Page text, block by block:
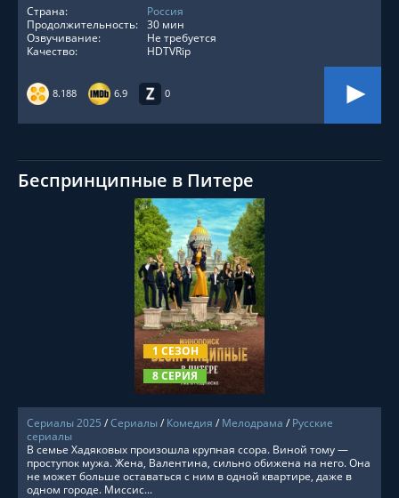
8.188 6.9 0
Страна:
Россия
Продолжительность: 30 мин
Озвучивание:
Не требуется
Качество:
HDTVRip
Беспринципные в Питере
1 СЕЗОН
8 СЕРИЯ
СМОТРЕТЬ ОНЛАЙН
Сериалы 2025 /Сериалы/ Комедия / Мелодрама / Русские
сериалы
В семье Хадяковых произошла крупная ссора. Виной тому —
проступок мужа. Жена, Валентина, сильно обижена на него. Она
не может больше оставаться с ним в одной квартире, даже в
одном городе. Миссис...